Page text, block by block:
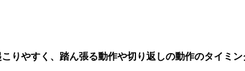
やすく、踏ん張る動作や切り返しの動作のタイミン